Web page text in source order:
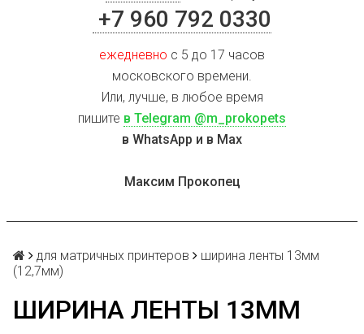
+7 960 792 0330
ежедневно с 5 до 17 часов
московского времени.
Или, лучше, в любое время
пишите в Telegram @m_prokopets
в WhatsApp и в Max
Максим Прокопец
для матричных принтеров
ширина ленты 13мм
(12,7мм)
ШИРИНА ЛЕНТЫ 13ММ